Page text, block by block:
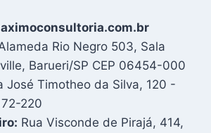
Rio Negro 503, Sala
Barueri/SP CEP 06454-000
José Timotheo da Silva, 120 -
220
Rua Visconde de Pirajá, 414,